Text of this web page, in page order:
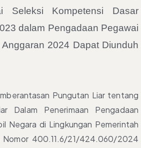
Seleksi Kompetensi Dasar
dalam Pengadaan Pegawai
2024 Dapat Diunduh
Pungutan Liar tentang
Dalam Penerimaan Pengadaan
Negara di Lingkungan Pemerintah
Nomor 400.11.6/21/424.060/2024